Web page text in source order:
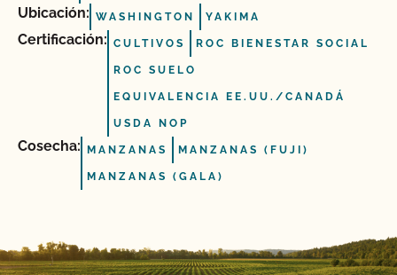
Ubicación: WASHINGTON YAKIMA
Certificación: CULTIVOS ROC BIENESTAR SOCIAL
ROC SUELO
EQUIVALENCIA EE.UU./CANADÁ
USDA NOP
Cosecha: MANZANAS MANZANAS (FUJI)
MANZANAS (GALA)